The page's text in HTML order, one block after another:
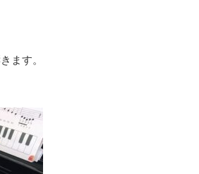
ます。